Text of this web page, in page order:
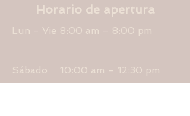
Horario de apertura
Lun - Vie 8:00 am – 8:00 pm
Sábado 10:00 am – 12:30 pm